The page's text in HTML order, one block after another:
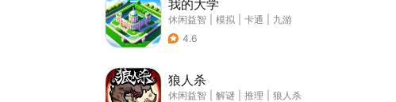
我的大学
休闲益智 模拟 卡通
九游
4.6
狼人杀
休闲益智 解谜 推理
狼人杀